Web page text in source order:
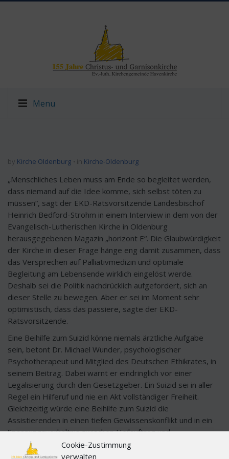
Cookie-Zustimmung
verwalten
Menu
by Kirche Oldenburg in Kirche-Oldenburg
„Menschliches Leben muss am Ende so begleitet werden,
dass niemand auf die Idee komme, sich selbst töten zu
müssen“, sagt der EKD-Ratsvorsitzende Landesbischof
Heinrich Bedford-Strohm in einem Interview in dem von der
Evangelisch-Lutherischen Kirche in Oldenburg
herausgegebenen Magazin „horizont E“. Die Glaubwürdigkeit
der Kirche in dieser Frage hänge eng damit zusammen, dass
das Versprechen auf Palliativmedizin und optimale
Begleitung am Lebensende wirklich eingelöst werde.
Deshalb sei die Politik nachdrücklich aufgefordert, sich an
dieser Stelle zu bewegen. Aber er sei im Moment sehr
optimistisch, dass das passiere, sagte der EKD-
Ratsvorsitzende.
Eine Beihilfe zum Suizid könne niemals ärztliche Aufgabe
sein, betont Dr. Michael Wunder, psychologischer
Psychotherapeut und Mitglied des Deutschen Ethikrates, in
seinem Beitrag. Dabei warnt er eindringlich vor einer
Legalisierung durch den Gesetzgeber. Ein Suizid sei in aller
Regel ein Hilferuf und nie ein Akt vollständiger Freiheit.
Gleichzeitig würde eine Beihilfe zum Suizid die
Assistierenden in einen tiefen Gewissenskonflikt und in ein
Spannungsverhältnis zwischen Heilauftrag und
Tötungshandeln stürzen.